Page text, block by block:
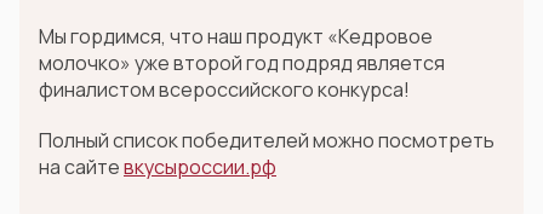
Мы гордимся, что наш продукт «Кедровое
молочко» уже второй год подряд является
финалистом всероссийского конкурса!
Полный список победителей можно посмотреть
на сайтевкусыроссии.рф